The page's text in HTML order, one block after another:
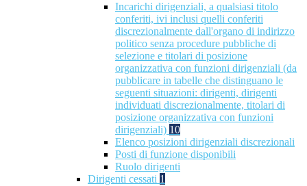
Incarichi dirigenziali, a qualsiasi titolo
conferiti, ivi inclusi quelli conferiti
discrezionalmente dall'organo di indirizzo
politico senza procedure pubbliche di
selezione e titolari di posizione
organizzativa con funzioni dirigenziali (da
pubblicare in tabelle che distinguano le
seguenti situazioni: dirigenti, dirigenti
individuati discrezionalmente, titolari di
posizione organizzativa con funzioni
dirigenziali) 10
Elenco posizioni dirigenziali discrezionali
Posti di funzione disponibili
Ruolo dirigenti
Dirigenti cessati 1